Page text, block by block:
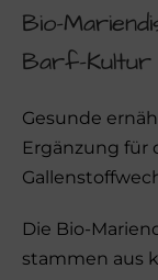
Bio-
Barf-Kultur
Gesunde
Ergänzung für
Die Bio-
stammen aus